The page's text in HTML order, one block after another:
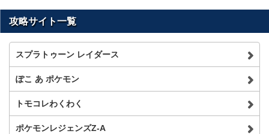
攻略サイト一覧
スプラトゥーン レイダース
ぽこ あ ポケモン
トモコレわくわく
ポケモンレジェンズZ-A